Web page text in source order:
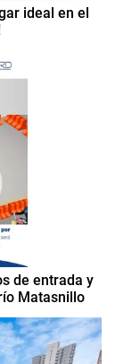
ideal en el
de entrada y
Matasnillo